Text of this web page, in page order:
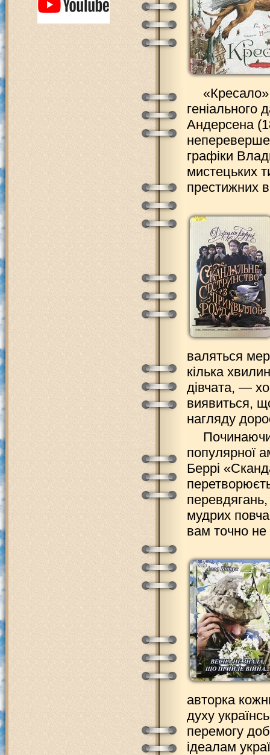
геніального
Андерсена
графіки
мистецьких
престижних
валяться
кілька
дівчата, —
виявиться,
нагляду
популярної
Беррі
перевдягань,
мудрих
вам точно не
авторка
духу
перемогу
ідеалам